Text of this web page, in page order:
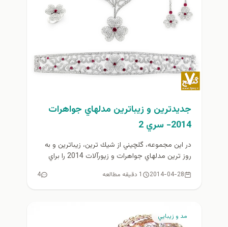
جديدترين و زيباترين مدلهاي جواهرات
2014- سري 2
در اين مجموعه، گلچيني از شيك ترين، زيباترين و به
روز ترين مدلهاي جواهرات و زيورآلات 2014 را براي
2014-04-28 1 دقیقه مطالعه 4
مد و زيبايي